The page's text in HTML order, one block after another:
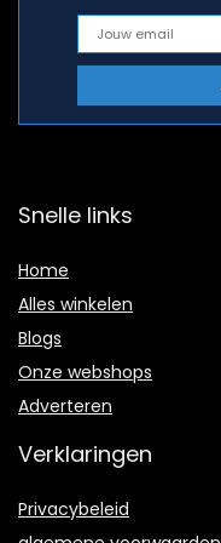
Snelle links
Home
Alles winkelen
Blogs
Onze webshops
Adverteren
Verklaringen
Privacybeleid